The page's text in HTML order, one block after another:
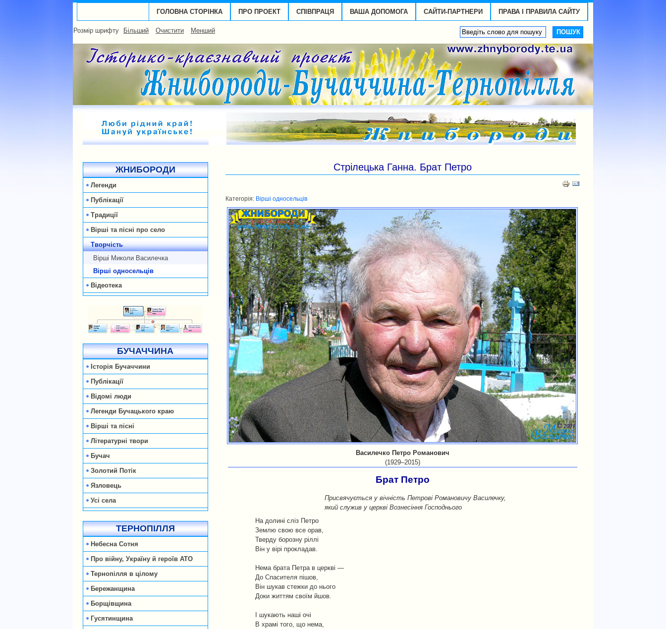
ГОЛОВНА СТОРІНКА ПРО ПРОЕКТ СПІВПРАЦЯ ВАША ДОПОМОГА САЙТИ-ПАРТНЕРИ ПРАВА І ПРАВИЛА САЙТУ
Розмір шрифту Більший Очистити Менший
ЖНИБОРОДИ
Легенди
Публікації
Традиції
Вірші та пісні про село
Творчість
Вірші Миколи Василечка
Вірші односельців
Відеотека
БУЧАЧЧИНА
Історія Бучаччини
Публікації
Відомі люди
Легенди Бучацького краю
Вірші та пісні
Літературні твори
Бучач
Золотий Потік
Язловець
Усі села
ТЕРНОПІЛЛЯ
Небесна Сотня
Про війну, Україну й героїв АТО
Тернопілля в цілому
Бережанщина
Борщівщина
Гусятинщина
Стрілецька Ганна. Брат Петро
Категорія: Вірші односельців
Василечко Петро Романович
(1929–2015)
Брат Петро
Присвячується у вічність Петрові Романовичу Василечку,
який служив у церкві Вознесіння Господнього
На долині сліз Петро
Землю свою все орав,
Тверду борозну ріллі
Він у вірі прокладав.
Нема брата Петра в церкві —
До Спасителя пішов,
Він шукав стежки до нього
Доки життям своїм йшов.
І шукають наші очі
В храмі того, що нема,